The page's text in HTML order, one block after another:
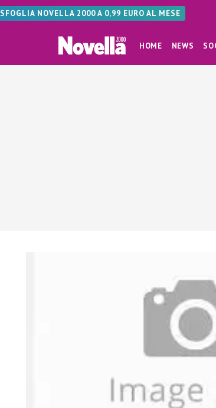
SFOGLIA NOVELLA 2000 A 0,99 EURO AL MESE
HOME NEWS